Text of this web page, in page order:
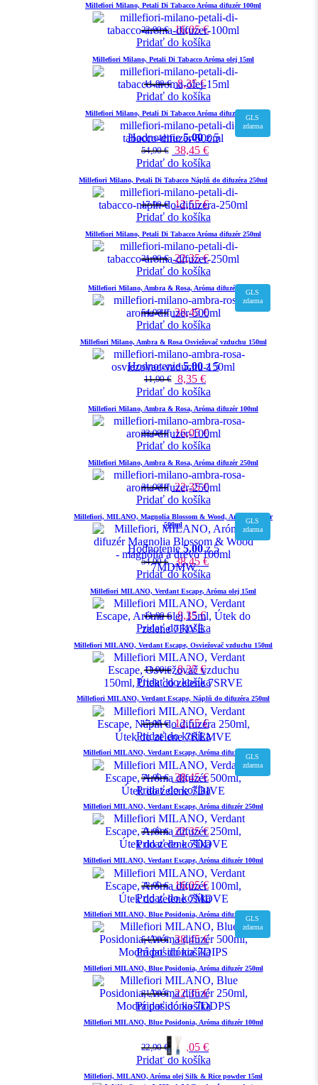
Millefiori Milano, Petali Di Tabacco Aróma difuzér 100ml
22,90€ 16,05€
Pridať do košíka
Millefiori Milano, Petali Di Tabacco Aróma olej 15ml
11,90€ 8,35€
Pridať do košíka
Millefiori Milano, Petali Di Tabacco Aróma difuzér 500ml
Hodnotenie5.00z 5
54,90€ 38,45 €
GLS
zdarma
Pridať do košíka
Millefiori Milano, Petali Di Tabacco Náplň do difuzéra 250ml
17,90€ 12,55€
Pridať do košíka
Millefiori Milano, Petali Di Tabacco Aróma difuzér 250ml
31,90€ 22,35€
Pridať do košíka
Millefiori Milano, Ambra & Rosa, Aróma difuzér 500ml
54,90€ 38,45€
GLS
zdarma
Pridať do košíka
Millefiori Milano, Ambra & Rosa Osviežovač vzduchu 150ml
Hodnotenie5.00z 5
11,90€ 8,35 €
Pridať do košíka
Millefiori Milano, Ambra & Rosa, Aróma difuzér 100ml
22,90€ 16,05€
Pridať do košíka
Millefiori Milano, Ambra & Rosa, Aróma difuzér 250ml
31,90€ 22,35€
Pridať do košíka
Millefiori, MILANO, Magnolia Blossom & Wood, Aróma difuzér
500ml
Hodnotenie5.00z 5
54,90€ 38,45 €
GLS
zdarma
Pridať do košíka
Millefiori MILANO, Verdant Escape, Aróma olej 15ml
11,90€ 8,35€
Pridať do košíka
Millefiori MILANO, Verdant Escape, Osviežovač vzduchu 150ml
11,90€ 8,35€
Pridať do košíka
Millefiori MILANO, Verdant Escape, Náplň do difuzéra 250ml
17,90€ 12,55€
Pridať do košíka
Millefiori MILANO, Verdant Escape, Aróma difuzér 500ml
54,90€ 38,45€
GLS
zdarma
Pridať do košíka
Millefiori MILANO, Verdant Escape, Aróma difuzér 250ml
31,90€ 22,35€
Pridať do košíka
Millefiori MILANO, Verdant Escape, Aróma difuzér 100ml
22,90€ 16,05€
Pridať do košíka
Millefiori MILANO, Blue Posidonia, Aróma difuzér 500ml
54,90€ 38,45€
GLS
zdarma
Pridať do košíka
Millefiori MILANO, Blue Posidonia, Aróma difuzér 250ml
31,90€ 22,35€
Pridať do košíka
Millefiori MILANO, Blue Posidonia, Aróma difuzér 100ml
22,90€ 16,05 €
Pridať do košíka
Millefiori, MILANO, Aróma olej Silk & Rice powder 15ml